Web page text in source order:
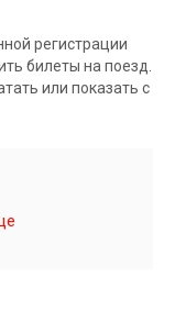
регистрации
билеты на поезд.
или показать с